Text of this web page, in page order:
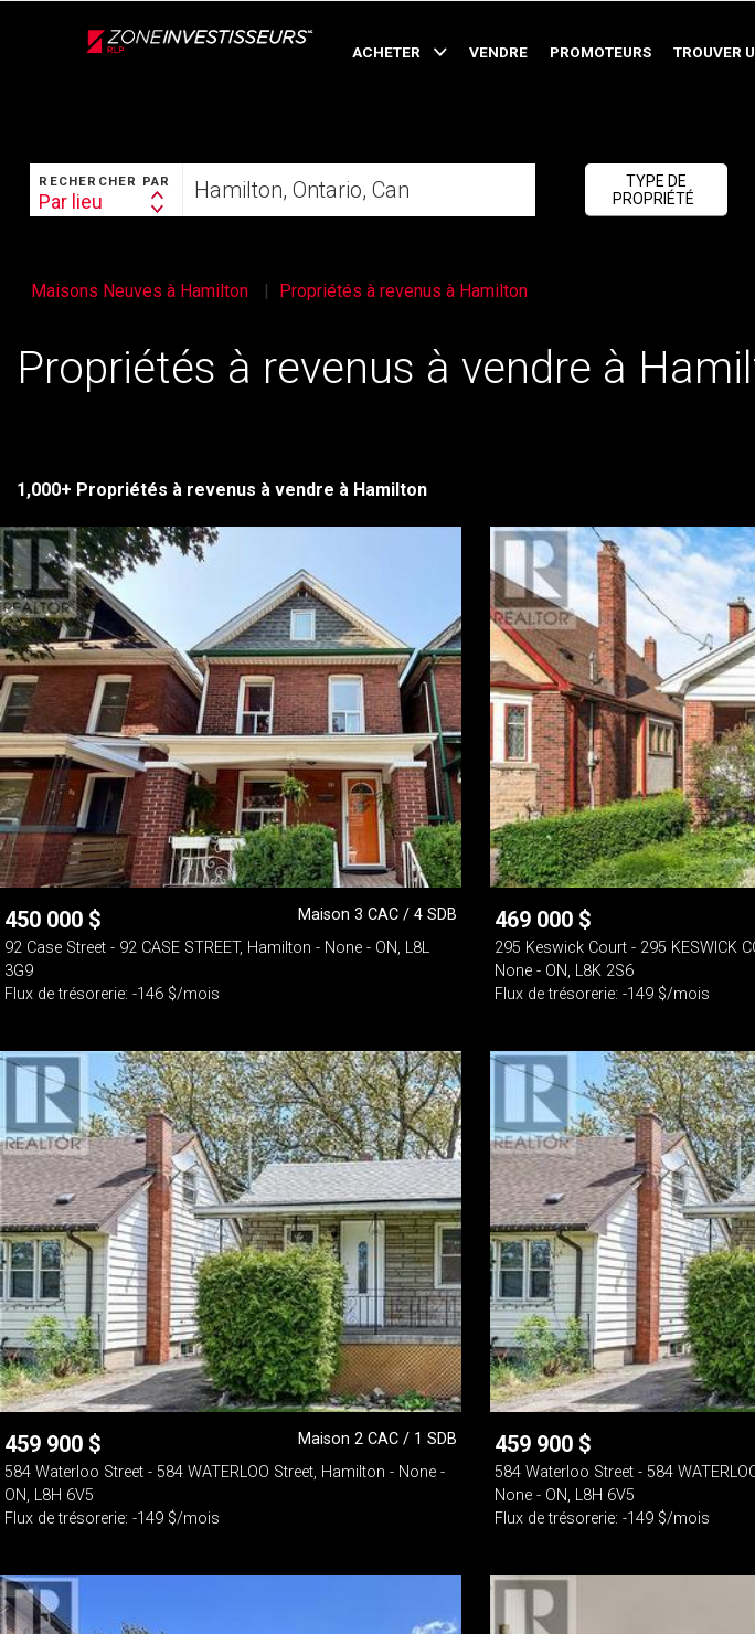
ACHETER VENDRE PROMOTEURS TROUVER
RECHERCHER
RECHERCHER PAR
Search
By
Par lieu
votre
foyer
TYPE DE
PROPRIÉTÉ
Maisons Neuves à Hamilton Propriétés à revenus à Hamilton
Propriétés à revenus à vendre à
1,000+ Propriétés à revenus à vendre à Hamilton
450 000 $
Maison 3 CAC / 4 SDB
92 Case Street - 92 CASE STREET, Hamilton - None - ON, L8L
3G9
Flux de trésorerie: -146 $/mois
469 000 $
295 Keswick Court - 295 KESWICK
None - ON, L8K 2S6
Flux de trésorerie: -149 $/mois
459 900 $
Maison 2 CAC / 1 SDB
584 Waterloo Street - 584 WATERLOO Street, Hamilton - None -
ON, L8H 6V5
Flux de trésorerie: -149 $/mois
459 900 $
584 Waterloo Street - 584
None - ON, L8H 6V5
Flux de trésorerie: -149 $/mois